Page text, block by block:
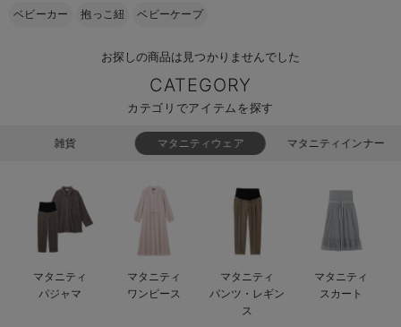
ベビートップス
スタイ・よだれかけ（新生児・ベビー）
ベビー帽子（新生児・乳児）
新生児スリーパー・ベビーパジャマ
ベビー 小物
ベビーおもちゃ
赤ちゃん 洗剤・洗濯用品・お掃除
赤ちゃん お風呂・ベビースキンケア
おむつ関連グッズ
【素材別】ベビーロンパース特集
【アウトレット】ベビー
接触冷感素材
快適機能ウェア特集 トップス
快適機能ウェア特集 ボトムス
快適機能ウェア特集 パジャマ
安心の日本製。先輩ママが買ってよかった！本当に必要な出産準備品
長く使えるアイテム
お部屋映えアイテム
ベビーカー 抱っこ紐 ベビーケープ
お探しの商品は見つかりませんでした
CATEGORY
カテゴリでアイテムを探す
雑貨 マタニティウェア マタニティインナー
マタニティ
パジャマ
マタニティ
ワンピース
マタニティ
パンツ・レギン
ス
マタニティ
スカート